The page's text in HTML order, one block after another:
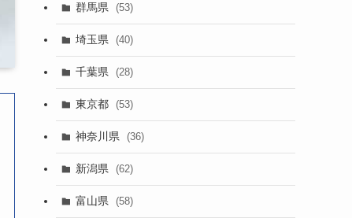
群馬県 (53)
埼玉県 (40)
千葉県 (28)
東京都 (53)
神奈川県 (36)
新潟県 (62)
富山県 (58)